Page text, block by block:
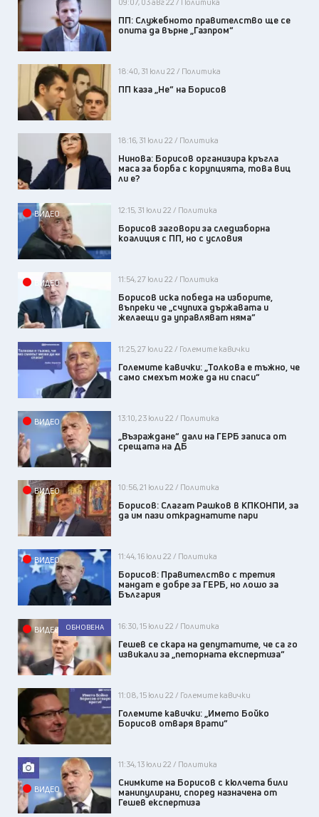
ПП: Служебното правителство ще се
опита да върне „Газпром“
18:40, 31 юли 22 / Политика
ПП каза „Не“ на Борисов
18:16, 31 юли 22 / Политика
Нинова: Борисов организира кръгла
маса за борба с корупцията, това виц
ли е?
ВИДЕО 12:15, 31 юли 22 / Политика
Борисов заговори за следизборна
коалиция с ПП, но с условия
ВИДЕО 11:54, 27 юли 22 / Политика
Борисов иска победа на изборите,
въпреки че „счупиха държавата и
желаещи да управляват няма“
11:25, 27 юли 22 / Големите кавички
Големите кавички: „Толкова е тъжно, че
само смехът може да ни спаси“
ВИДЕО 13:10, 23 юли 22 / Политика
„Възраждане“ дали на ГЕРБ записа от
срещата на ДБ
ВИДЕО 10:56, 21 юли 22 / Политика
Борисов: Слагат Рашков в КПКОНПИ, за
да им пази откраднатите пари
ВИДЕО 11:44, 16 юли 22 / Политика
Борисов: Правителство с третия
мандат е добре за ГЕРБ, но лошо за
България
ВИДЕО ОБНОВЕНА 16:30, 15 юли 22 / Политика
Гешев се скара на депутатите, че са го
извикали за „петорната експертиза“
11:08, 15 юли 22 / Големите кавички
Големите кавички: „Името Бойко
Борисов отваря врати“
ВИДЕО
11:34, 13 юли 22 / Политика
Снимките на Борисов с кюлчета били
манипулирани, според назначена от
Гешев експертиза